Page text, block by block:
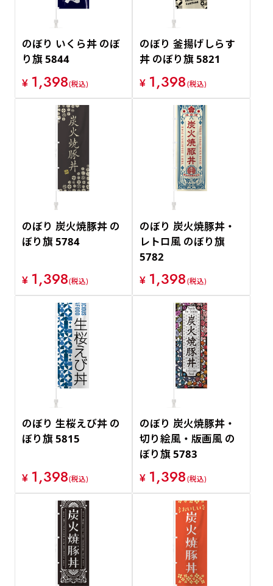
のぼり いくら丼 のぼ
り旗 5844
¥ 1,398(税込)
のぼり 釜揚げしらす
丼 のぼり旗 5821
¥ 1,398(税込)
のぼり 炭火焼豚丼 の
ぼり旗 5784
¥ 1,398(税込)
のぼり 炭火焼豚丼・
レトロ風 のぼり旗
5782
¥ 1,398(税込)
のぼり 生桜えび丼 の
ぼり旗 5815
¥ 1,398(税込)
のぼり 炭火焼豚丼・
切り絵風・版画風 の
ぼり旗 5783
¥ 1,398(税込)